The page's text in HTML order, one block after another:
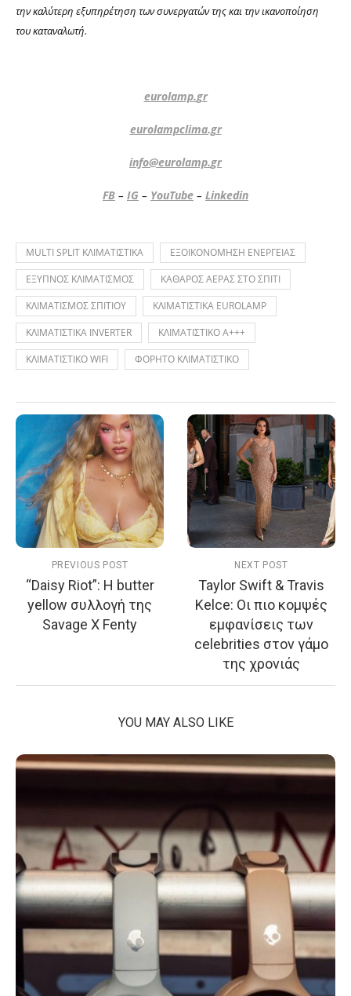
την καλύτερη εξυπηρέτηση των συνεργατών της και την ικανοποίηση
του καταναλωτή.
eurolamp.gr
eurolampclima.gr
info@eurolamp.gr
FB – IG – YouTube – Linkedin
MULTI SPLIT ΚΛΙΜΑΤΙΣΤΙΚΑ
ΕΞΟΙΚΟΝΟΜΗΣΗ ΕΝΕΡΓΕΙΑΣ
ΕΞΥΠΝΟΣ ΚΛΙΜΑΤΙΣΜΟΣ
ΚΑΘΑΡΟΣ ΑΕΡΑΣ ΣΤΟ ΣΠΙΤΙ
ΚΛΙΜΑΤΙΣΜΟΣ ΣΠΙΤΙΟΥ
ΚΛΙΜΑΤΙΣΤΙΚΑ EUROLAMP
ΚΛΙΜΑΤΙΣΤΙΚΑ INVERTER
ΚΛΙΜΑΤΙΣΤΙΚΟ A+++
ΚΛΙΜΑΤΙΣΤΙΚΟ WIFI
ΦΟΡΗΤΟ ΚΛΙΜΑΤΙΣΤΙΚΟ
PREVIOUS POST
“Daisy Riot”: Η butter
yellow συλλογή της
Savage X Fenty
NEXT POST
Taylor Swift & Travis
Kelce: Οι πιο κομψές
εμφανίσεις των
celebrities στον γάμο
της χρονιάς
YOU MAY ALSO LIKE